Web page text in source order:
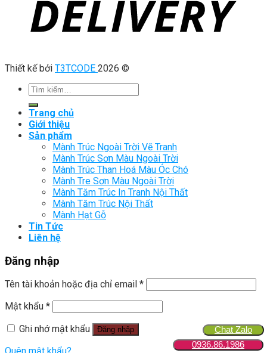
Thiết kế bởi T3TCODE 2026 ©
Tìm
kiếm:
Trang chủ
Giới thiệu
Sản phẩm
Mành Trúc Ngoài Trời Vẽ Tranh
Mành Trúc Sơn Màu Ngoài Trời
Mành Trúc Than Hoá Màu Óc Chó
Mành Tre Sơn Màu Ngoài Trời
Mành Tăm Trúc In Tranh Nội Thất
Mành Tăm Trúc Nội Thất
Mành Hạt Gỗ
Tin Tức
Liên hệ
Chat Zalo
0936.86.1986
Đăng nhập
Tên tài khoản hoặc địa chỉ email *
Mật khẩu *
Ghi nhớ mật khẩu
Đăng nhập